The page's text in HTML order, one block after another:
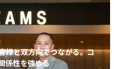
様と双方向でつながる。コ
係性を強める